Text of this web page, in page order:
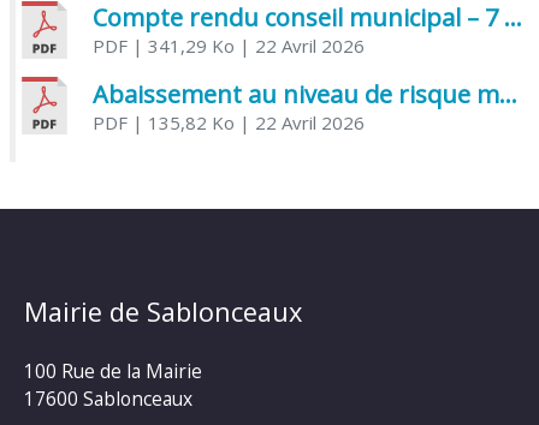
Compte rendu conseil municipal – 7 avril 2026
PDF| 341,29 Ko | 22 Avril 2026
Abaissement au niveau de risque modéré de l’Influenza aviaire
PDF| 135,82 Ko | 22 Avril 2026
Mairie de Sablonceaux
100 Rue de la Mairie
17600 Sablonceaux